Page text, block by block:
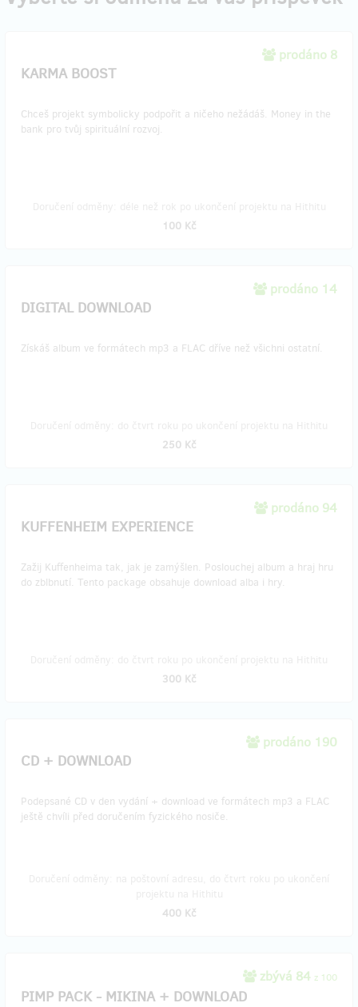
prodáno 8
KARMA BOOST
Chceš projekt symbolicky podpořit a ničeho nežádáš. Money in the
bank pro tvůj spirituální rozvoj.
100 Kč
prodáno 14
DIGITAL DOWNLOAD
Získáš album ve formátech mp3 a FLAC dříve než všichni ostatní.
250 Kč
prodáno 94
KUFFENHEIM EXPERIENCE
Zažij Kuffenheima tak, jak je zamýšlen. Poslouchej album a hraj hru
do zblbnutí. Tento package obsahuje download alba i hry.
300 Kč
prodáno 190
CD + DOWNLOAD
Podepsané CD v den vydání + download ve formátech mp3 a FLAC
ještě chvíli před doručením fyzického nosiče.
400 Kč
zbývá 84 z 100
PIMP PACK - MIKINA + DOWNLOAD